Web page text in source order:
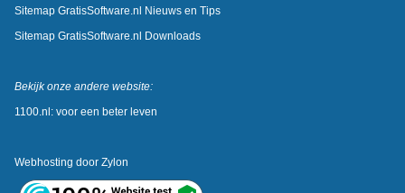
Sitemap GratisSoftware.nl Nieuws en Tips
Sitemap GratisSoftware.nl Downloads
Bekijk onze andere website:
1100.nl: voor een beter leven
Webhosting door Zylon